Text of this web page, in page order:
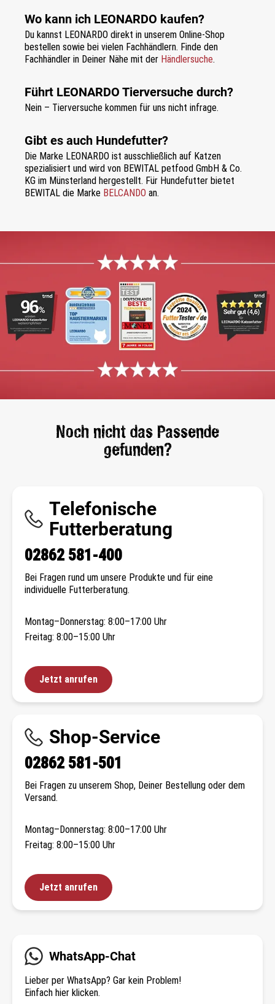
Wo kann ich LEONARDO kaufen?
Du kannst LEONARDO direkt in unserem Online-Shop
bestellen sowie bei vielen Fachhändlern. Finde den
Fachhändler in Deiner Nähe mit der Händlersuche.
Führt LEONARDO Tierversuche durch?
Nein – Tierversuche kommen für uns nicht infrage.
Gibt es auch Hundefutter?
Die Marke LEONARDO ist ausschließlich auf Katzen
spezialisiert und wird von BEWITAL petfood GmbH & Co.
KG im Münsterland hergestellt. Für Hundefutter bietet
BEWITAL die Marke BELCANDO an.
Noch nicht das Passende
gefunden?
Telefonische
Futterberatung
02862 581-400
Bei Fragen rund um unsere Produkte und für eine
individuelle Futterberatung.
Montag–Donnerstag: 8:00–17:00 Uhr
Freitag: 8:00–15:00 Uhr
Jetzt anrufen
Shop-Service
02862 581-501
Bei Fragen zu unserem Shop, Deiner Bestellung oder dem
Versand.
Montag–Donnerstag: 8:00–17:00 Uhr
Freitag: 8:00–15:00 Uhr
Jetzt anrufen
WhatsApp-Chat
Lieber per WhatsApp? Gar kein Problem!
Einfach hier klicken.